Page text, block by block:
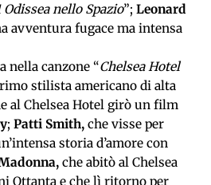
Odissea nello Spazio”; Leonard
avventura fugace ma intensa
nella canzone “Chelsea Hotel
stilista americano di alta
al Chelsea Hotel girò un film
; Patti Smith, che visse per
storia d’amore con
che abitò al Chelsea
Ottanta e che lì ritorno per